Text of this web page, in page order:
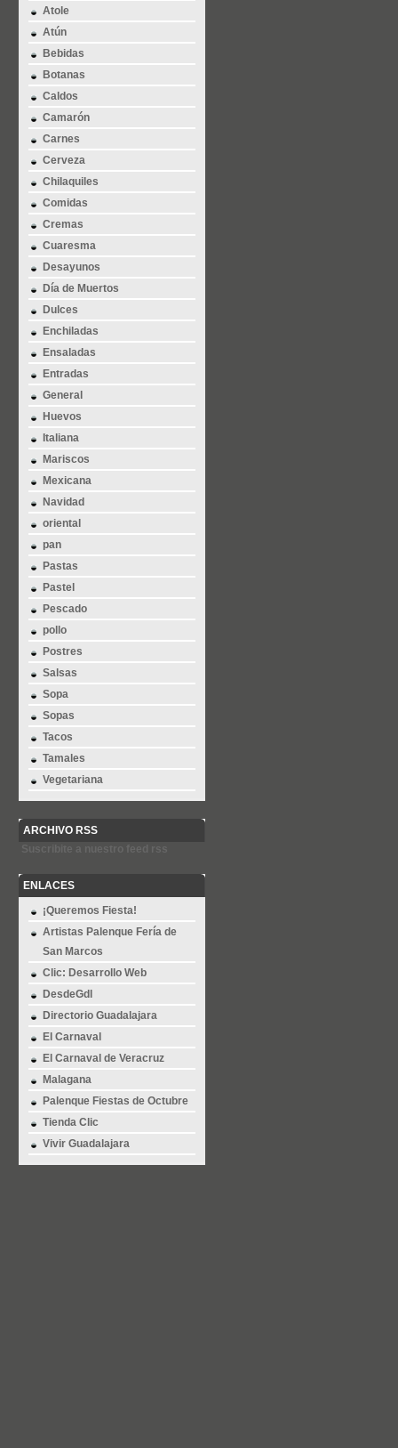
Atole
Atún
Bebidas
Botanas
Caldos
Camarón
Carnes
Cerveza
Chilaquiles
Comidas
Cremas
Cuaresma
Desayunos
Día de Muertos
Dulces
Enchiladas
Ensaladas
Entradas
General
Huevos
Italiana
Mariscos
Mexicana
Navidad
oriental
pan
Pastas
Pastel
Pescado
pollo
Postres
Salsas
Sopa
Sopas
Tacos
Tamales
Vegetariana
ARCHIVO RSS
ENLACES
¡Queremos Fiesta!
Artistas Palenque Fería de
San Marcos
Clic: Desarrollo Web
DesdeGdl
Directorio Guadalajara
El Carnaval
El Carnaval de Veracruz
Malagana
Palenque Fiestas de Octubre
Tienda Clic
Vivir Guadalajara